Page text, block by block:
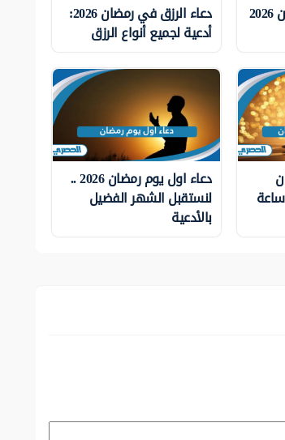
دعاء القنوت في رمضان 2026 دعاء الرزق في رمضان 2026:
أدعية لجميع أنواع الرزق
ساعة
دعاء اول يوم رمضان 2026 ..
لنستقبل الشهر الفضيل
بالأدعية